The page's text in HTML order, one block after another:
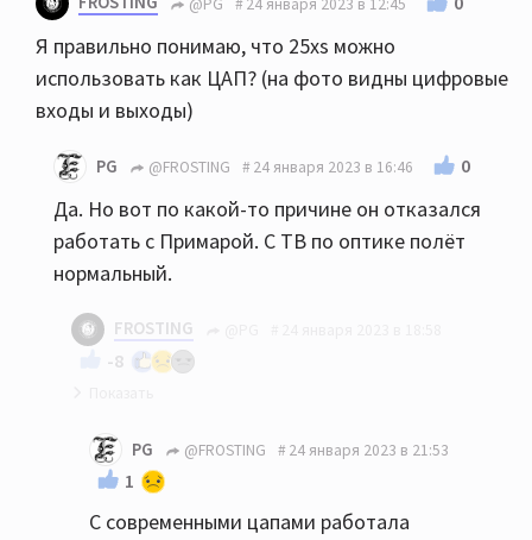
Я правильно понимаю, что 25xs можно
использовать как ЦАП? (на фото видны цифровые
входы и выходы)
PG @FROSTING 24 января 2023 в 16:46 0
Да. Но вот по какой-то причине он отказался
работать с Примарой. С ТВ по оптике полёт
нормальный.
FROSTING
-8
Примар глючные аппараты выпускает вот и всё
объяснение. Поэтому не Примар. Когда
тестировал Primare CD35 Prisma были
проблемы с чтением cd, стримингом, загрузкой
PG @FROSTING 24 января 2023 в 21:53
1
С современными цапами работала